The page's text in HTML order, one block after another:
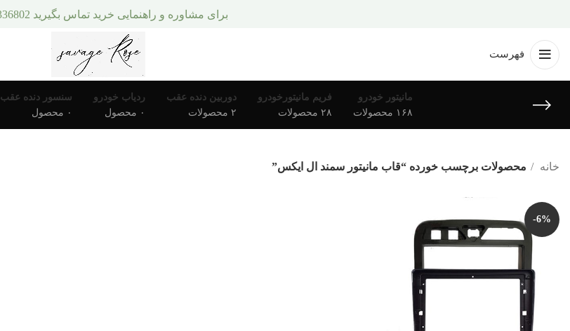
فهرست
مانیتور خودرو
۱۶۸ محصولات
فریم مانیتورخودرو
۲۸ محصولات
دوربین دنده عقب
۲ محصولات
ردیاب خودرو
۰ محصول
سنسور دنده عقب
۰ محصول
خانه محصولات برچسب خورده “قاب مانیتور سمند ال ایکس”
-6%
برای مشاوره و راهنمایی خرید تماس بگیرید 09376336802